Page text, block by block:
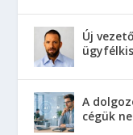
Új
A
cégük